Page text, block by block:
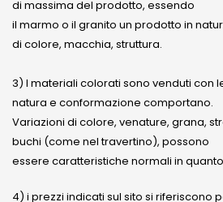
di massima del prodotto, essendo
il marmo o il granito un prodotto in
di colore, macchia, struttura.
3) I materiali colorati sono venduti con
natura e conformazione comportano.
Variazioni di colore, venature, grana,
buchi (come nel travertino), possono
essere caratteristiche normali in
4) i prezzi indicati sul sito si riferiscono